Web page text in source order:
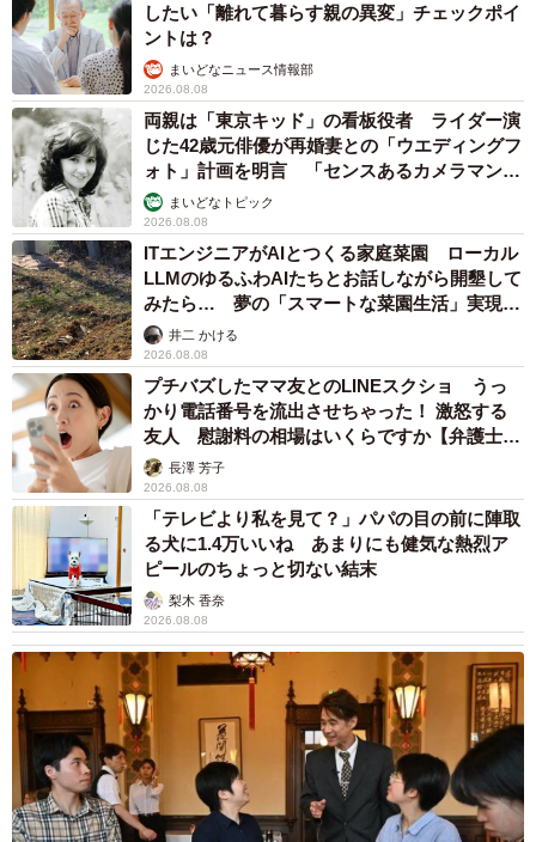
— さぼなす (@Sabo_nasu)
したい「離れて暮らす親の異変」チェックポイ
ントは？
まいどなニュース情報部
2026.08.08
両親は「東京キッド」の看板役者 ライダー演
じた42歳元俳優が再婚妻との「ウエディングフ
ォト」計画を明言 「センスあるカメラマン求
む」まいどなトピック
2026.08.08
ITエンジニアがAIとつくる家庭菜園 ローカル
LLMのゆるふわAIたちとお話しながら開墾して
みたら… 夢の「スマートな菜園生活」実現な
るか井二 かける
2026.08.08
プチバズしたママ友とのLINEスクショ うっ
かり電話番号を流出させちゃった！ 激怒する
友人 慰謝料の相場はいくらですか【弁護士が
解説】長澤 芳子
2026.08.08
「テレビより私を見て？」パパの目の前に陣取
る犬に1.4万いいね あまりにも健気な熱烈ア
ピールのちょっと切ない結末
梨木 香奈
2026.08.08